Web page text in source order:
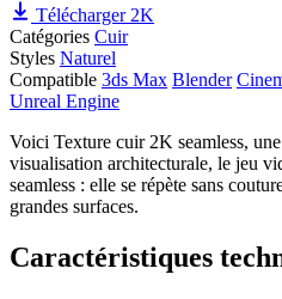
Télécharger 2K
Catégories Cuir
Styles Naturel
Compatible 3ds Max Blender
Unreal Engine
Voici Texture cuir 2K seamless,
visualisation architecturale, le jeu
seamless : elle se répète sans
grandes surfaces.
Caractéristiques